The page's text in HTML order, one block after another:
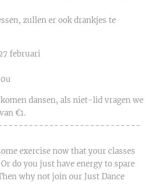
zullen er ook drankjes te
februari
dansen, als niet-lid vragen we
€1.
exercise now that your classes
do you just have energy to spare
why not join our Just Dance